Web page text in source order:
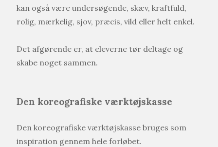
kan også være undersøgende, skæv, kraftfuld,
rolig, mærkelig, sjov, præcis, vild eller helt enkel.
Det afgørende er, at eleverne tør deltage og
skabe noget sammen.
Den koreografiske værktøjskasse
Den koreografiske værktøjskasse bruges som
inspiration gennem hele forløbet.